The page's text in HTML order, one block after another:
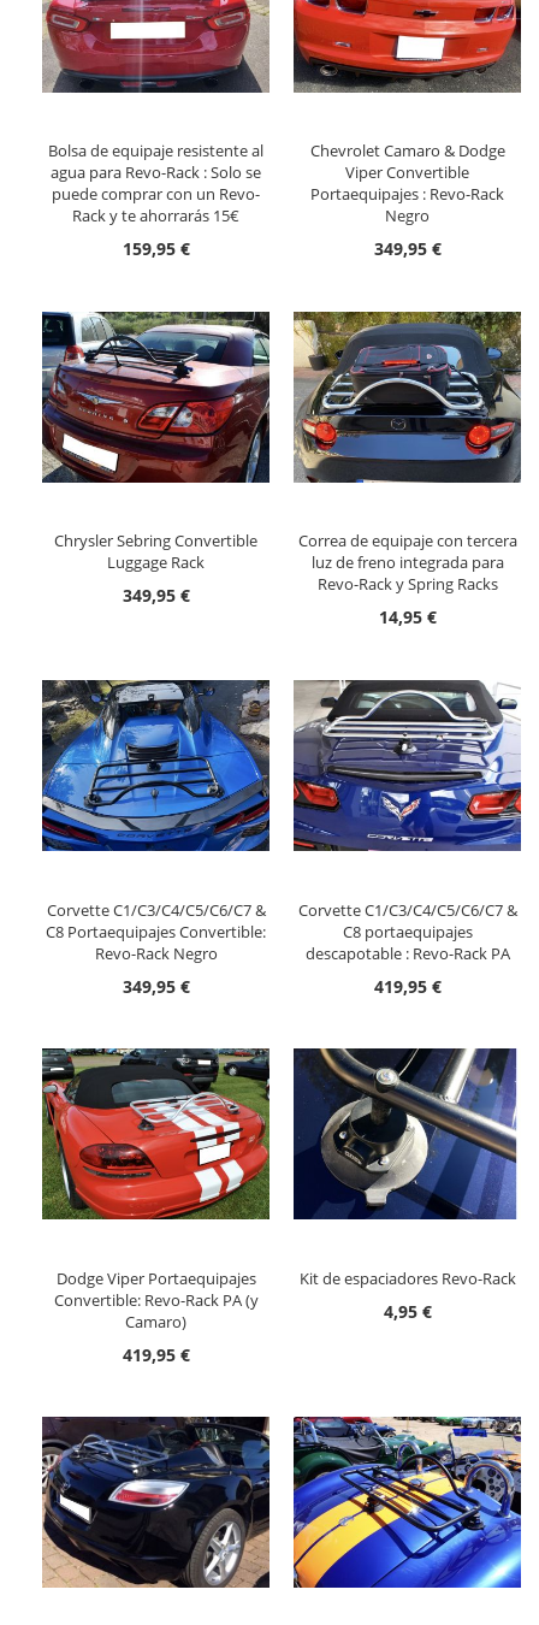
Bolsa de equipaje resistente al
agua para Revo-Rack : Solo se
puede comprar con un Revo-
Rack y te ahorrarás 15€
159,95 €
Chevrolet Camaro & Dodge
Viper Convertible
Portaequipajes : Revo-Rack
Negro
349,95 €
Chrysler Sebring Convertible
Luggage Rack
349,95 €
Correa de equipaje con tercera
luz de freno integrada para
Revo-Rack y Spring Racks
14,95 €
Corvette C1/C3/C4/C5/C6/C7 &
C8 Portaequipajes Convertible:
Revo-Rack Negro
349,95 €
Corvette C1/C3/C4/C5/C6/C7 &
C8 portaequipajes
descapotable : Revo-Rack PA
419,95 €
Dodge Viper Portaequipajes
Convertible: Revo-Rack PA (y
Camaro)
419,95 €
Kit de espaciadores Revo-Rack
4,95 €